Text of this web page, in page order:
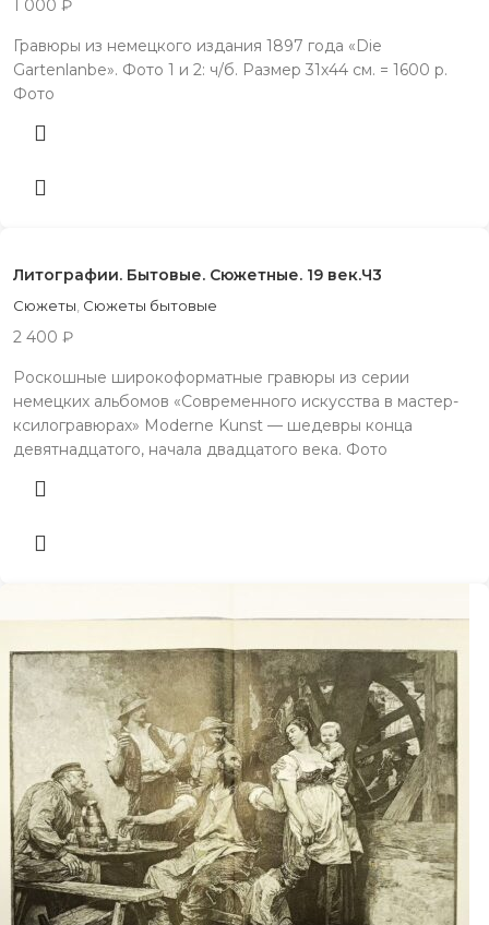
1 000 ₽
Гравюры из немецкого издания 1897 года «Die
Gartenlanbe». Фото 1 и 2: ч/б. Размер 31х44 см. = 1600 р.
Фото
Литографии. Бытовые. Сюжетные. 19 век.Ч3
Сюжеты Сюжеты бытовые
2 400 ₽
Роскошные широкоформатные гравюры из серии
немецких альбомов «Современного искусства в мастер-
ксилогравюрах» Moderne Kunst — шедевры конца
девятнадцатого, начала двадцатого века. Фото